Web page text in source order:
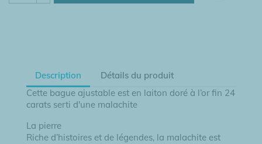
Description
Détails du produit
Cette bague ajustable est en laiton doré à l’or fin 24
carats serti d'une malachite
La pierre
Riche d’histoires et de légendes, la malachite est